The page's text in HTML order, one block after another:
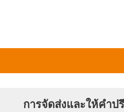
การจัดส่งและให้คำป